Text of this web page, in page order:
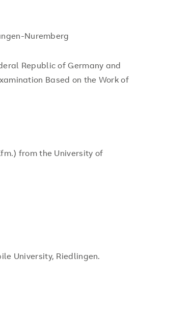
Nuremberg
Republic of Germany and
Based on the Work of
from the University of
University, Riedlingen.